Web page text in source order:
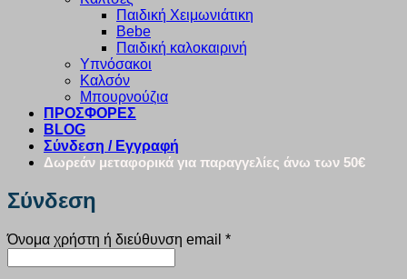
Παιδική Χειμωνιάτικη
Bebe
Παιδική καλοκαιρινή
Υπνόσακοι
Καλσόν
Μπουρνούζια
ΠΡΟΣΦΟΡΕΣ
BLOG
Σύνδεση / Εγγραφή
Δωρεάν μεταφορικά για παραγγελίες άνω των 50€
Σύνδεση
Όνομα χρήστη ή διεύθυνση email *Απαιτείται